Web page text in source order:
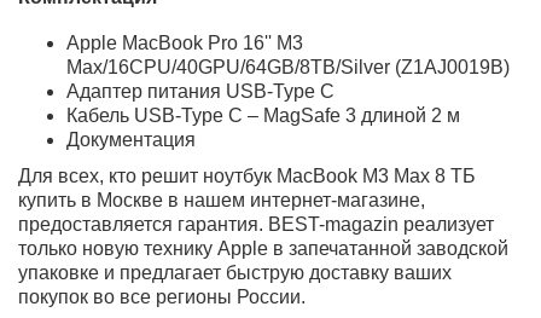
производитель увеличил яркость экрана с 500 до 600
нит (максимальная яркость достигается при
просмотре HDR-контента и составляет 1600 нит).
В базовой версии с чипом M3 устройство оснащено 2
портами Thunderbolt 3, в то время как более
продвинутые конфигурации предлагают 3 таких порта.
Кроме того, на боковых гранях ноутбука расположены
разъемы HDMI и mini-jack 3.5, MagSafe 3, а также слот
для карт памяти SDXC.